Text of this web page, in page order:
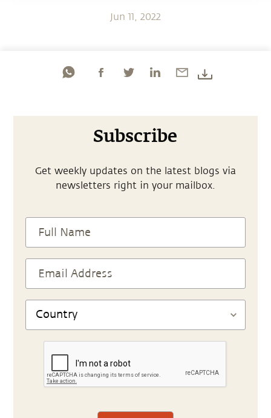
Jun 11, 2022
Subscribe
Get weekly updates on the latest blogs via
newsletters right in your mailbox.